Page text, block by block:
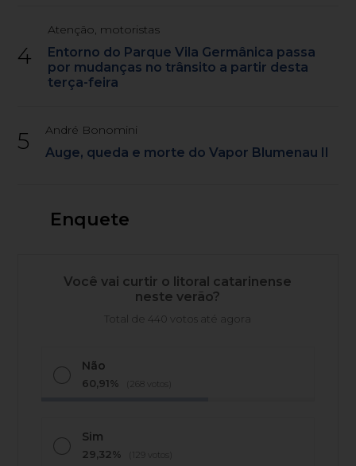
4
Atenção, motoristas
Entorno do Parque Vila Germânica passa
por mudanças no trânsito a partir desta
terça-feira
5 André Bonomini
Auge, queda e morte do Vapor Blumenau II
Enquete
Você vai curtir o litoral catarinense
neste verão?
Total de 440 votos até agora
Não
60,91% (268 votos)
Sim
29,32% (129 votos)